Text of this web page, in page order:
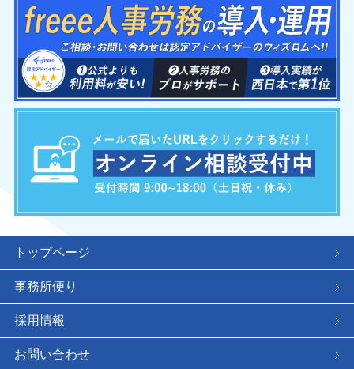
トップページ
事務所便り
採用情報
お問い合わせ